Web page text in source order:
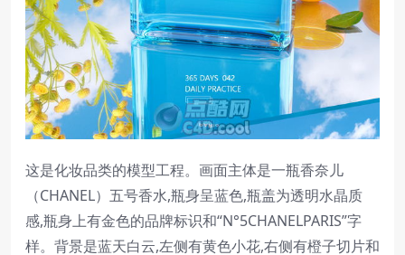
这是化妆品类的模型工程。画面主体是一瓶香奈儿
（CHANEL）五号香水,瓶身呈蓝色,瓶盖为透明水晶质
感,瓶身上有金色的品牌标识和“N°5CHANELPARIS”字
样。背景是蓝天白云,左侧有黄色小花,右侧有橙子切片和